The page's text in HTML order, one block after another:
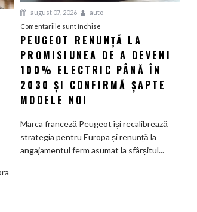
august 07, 2026
auto
Comentariile sunt închise
Peugeot
renunță
la
promisiunea
de
100%
electric
PEUGEOT RENUNȚĂ LA
PROMISIUNEA DE A DEVENI
100% ELECTRIC PÂNĂ ÎN
2030 ȘI CONFIRMĂ ȘAPTE
MODELE NOI
Marca franceză Peugeot își recalibrează
strategia pentru Europa și renunță la
angajamentul ferm asumat la sfârșitul...